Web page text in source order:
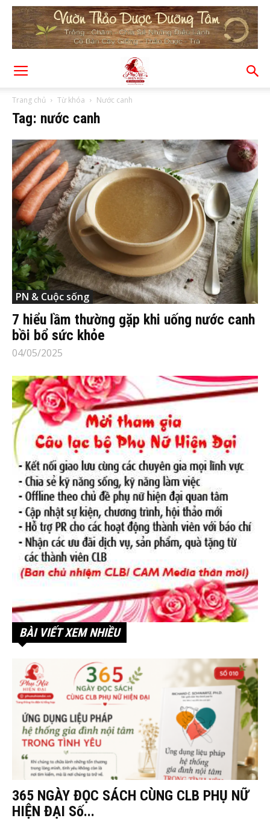
Trang chủ Từ khóa Nước canh
Tag: nước canh
PN & Cuộc sống
7 hiểu lầm thường gặp khi uống nước canh
bồi bổ sức khỏe
04/05/2025
BÀI VIẾT XEM NHIỀU
365 NGÀY ĐỌC SÁCH CÙNG CLB PHỤ NỮ
HIỆN ĐẠI Số...